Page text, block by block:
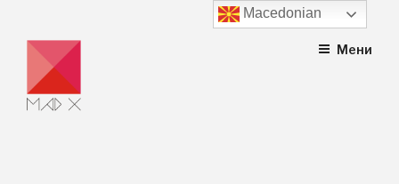
content
Мени
Macedonian